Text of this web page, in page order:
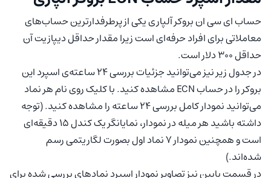
حساب ای سی ان بروکر آلپاری یکی از پرطرفدارترین حساب‌های
معاملاتی برای افراد حرفه‌ای است زیرا مقدار حداقل دیپازیت آن
حداقل ۳۰۰ دلار است.
در جدول زیر نیز می‌توانید جزئیات بررسی ۲۴ ساعته‌ی اسپرد این
بروکر را در حساب ECN مشاهده کنید. با کلیک روی نام هر نماد
می‌توانید نمودار کامل بررسی ۲۴ ساعته را مشاهده کنید. (توجه
داشته باشید هر میله در نمودار، نمایانگر یک کندل ۱۵ دقیقه‌ای
است و همچنین نمودار ۷ نماد اول بصورت لگاریتمی رسم
شده‌اند.)
در قسمت پایین نیز تصاویر نمودار اسپرد نمادهای بررسی شده برای